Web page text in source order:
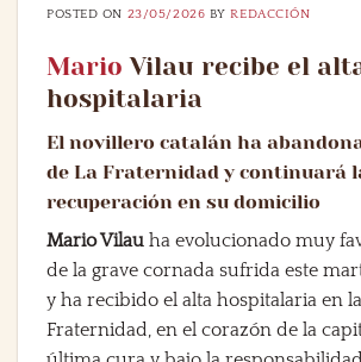
POSTED ON 23/05/2026 BYREDACCIÓN
Mario Vilau recibe el
hospitalaria
El novillero catalán ha
de La Fraternidad y continuará
recuperación en su domicilio
Mario Vilau ha evolucionado muy
de la grave cornada sufrida este
y ha recibido el alta hospitalaria en
Fraternidad, en el corazón de la